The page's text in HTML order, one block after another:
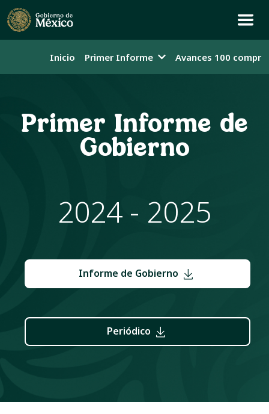
Inicio Primer Informe Avances 100
Primer Informe de
Gobierno
2024 - 2025
Informe de Gobierno
Periódico